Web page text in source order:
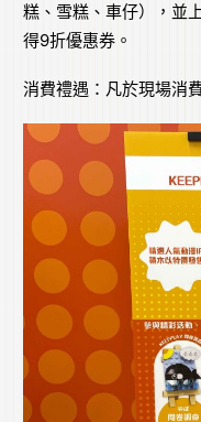
糕、雪糕、車仔），並
得9折優惠券。
消費禮遇：凡於現場消